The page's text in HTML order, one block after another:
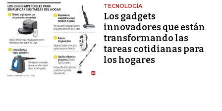
TECNOLOGÍA
Los gadgets
innovadores que están
transformando las
tareas cotidianas para
los hogares